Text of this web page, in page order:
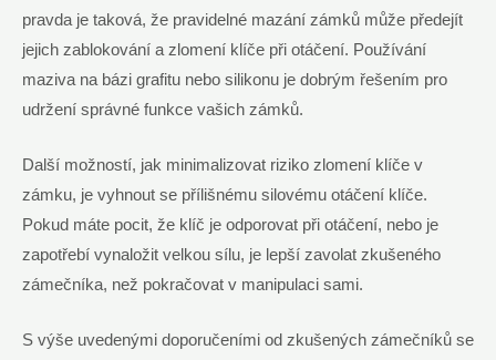
pravda je taková, že pravidelné mazání zámků může předejít
jejich zablokování a zlomení klíče při otáčení. Používání
maziva na bázi grafitu nebo silikonu je dobrým řešením pro
udržení správné funkce vašich zámků.
Další možností, jak minimalizovat riziko zlomení klíče v
zámku, je vyhnout se přílišnému silovému otáčení klíče.
Pokud máte pocit, že klíč je odporovat při otáčení, nebo je
zapotřebí vynaložit velkou sílu, je lepší zavolat zkušeného
zámečníka, než pokračovat v manipulaci sami.
S výše uvedenými doporučeními od zkušených zámečníků se